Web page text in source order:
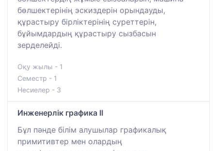
бөлшектерінің эскиздерін орындауды,
құрастыру бірліктерінің суреттерін,
бұйымдардың құрастыру сызбасын
зерделейді.
Оқу жылы - 1
Семестр - 1
Несиелер - 3
Инженерлік графика IІ
Бұл пәнде білім алушылар графикалық
примитивтер мен олардың